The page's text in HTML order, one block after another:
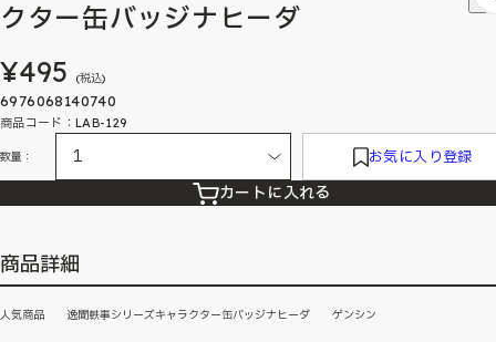
クター缶バッジナヒーダ
¥495 (税込)
6976068140740
商品コード：LAB-129
数量： お気に入り登録
カートに入れる
商品詳細
人気商品 逸聞軼事シリーズキャラクター缶バッジナヒーダ ゲンシン